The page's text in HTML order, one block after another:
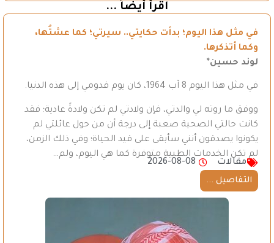
اقرأ أيضاً ...
في مثل هذا اليوم؛ بدأت حكايتي.. سيرتي؛ كما عشتُها،
وكما أتذكرها.
لوند حسين*
في مثل هذا اليوم 8 آب 1964، كان يوم قدومي إلى هذه الدنيا.
ووفق ما روته لي والدتي، فإن ولادتي لم تكن ولادةً عادية؛ فقد
كانت حالتي الصحية صعبة إلى درجة أن من حول عائلتي لم
يكونوا يصدقون أنني سأبقى على قيد الحياة؛ وفي ذلك الزمن،
لم تكن الخدمات الطبية متوفرة كما هي اليوم، ولم…
مقالات
2026-08-08
التفاصيل ...